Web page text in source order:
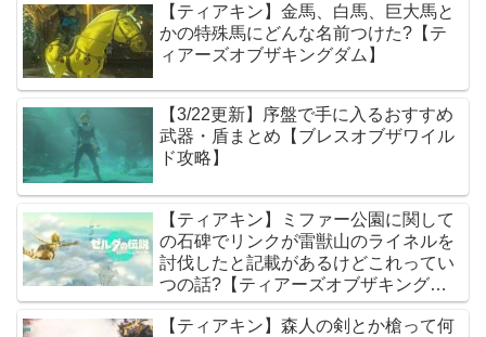
【ティアキン】金馬、白馬、巨大馬と
かの特殊馬にどんな名前つけた?【テ
ィアーズオブザキングダム】
【3/22更新】序盤で手に入るおすすめ
武器・盾まとめ【ブレスオブザワイル
ド攻略】
【ティアキン】ミファー公園に関して
の石碑でリンクが雷獣山のライネルを
討伐したと記載があるけどこれってい
つの話?【ティアーズオブザキングダ
ム】
【ティアキン】森人の剣とか槍って何